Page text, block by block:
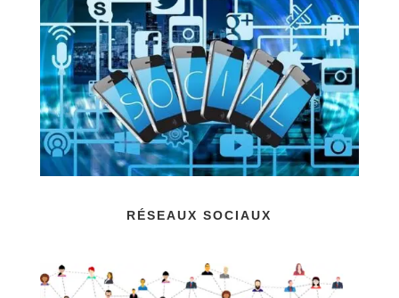
RÉSEAUX SOCIAUX